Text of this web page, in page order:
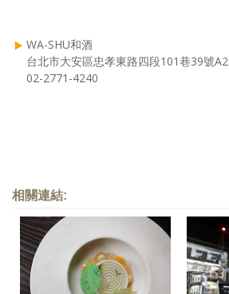
WA-SHU和酒
台北市大安區忠孝東路四段101巷39號A2
02-2771-4240
相關連結: